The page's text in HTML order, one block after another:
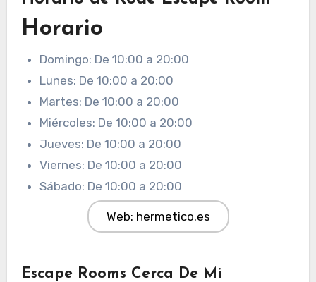
Horario
Domingo: De 10:00 a 20:00
Lunes: De 10:00 a 20:00
Martes: De 10:00 a 20:00
Miércoles: De 10:00 a 20:00
Jueves: De 10:00 a 20:00
Viernes: De 10:00 a 20:00
Sábado: De 10:00 a 20:00
Web: hermetico.es
Escape Rooms Cerca De Mi